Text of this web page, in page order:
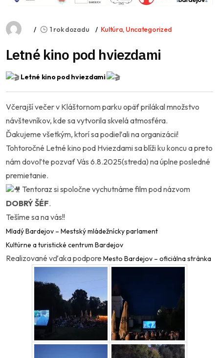
1 rok dozadu Kultúra, Uncategorized
Letné kino pod hviezdami
Letné kino pod hviezdami
Včerajší večer v Kláštornom parku opäť prilákal množstvo
návštevníkov, kde sa vytvorila skvelá atmosféra.
Ďakujeme všetkým, ktorí sa podieľali na organizácii!
Tohtoročné Letné kino pod Hviezdami sa blíži ku koncu a preto
nám dovoľte pozvať Vás 6.8.2025(streda) na úplne posledné
premietanie.
Tentoraz si spoločne vychutnáme film pod názvom
DOBRÝ ŠÉF.
Tešíme sa na vás!!
Mladý Bardejov – Mestský mládežnícky parlament
Kultúrne a turistické centrum Bardejov
Realizované vďaka podpore Mesto Bardejov – oficiálna stránka